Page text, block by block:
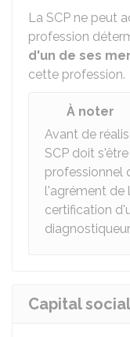
La SCP ne peut
profession
d'un de ses
cette profession.
À noter
Avant de
SCP doit
professionnel
l'agrément de
certification
Capital